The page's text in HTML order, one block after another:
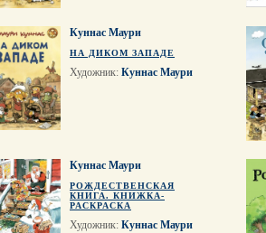
Куннас Маури
НА ДИКОМ ЗАПАДЕ
Художник: Куннас Маури
Куннас Маури
РОЖДЕСТВЕНСКАЯ
КНИГА. КНИЖКА-
РАСКРАСКА
Художник: Куннас Маури